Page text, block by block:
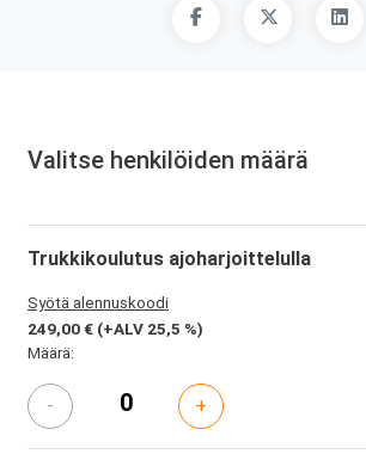
Valitse henkilöiden määrä
Trukkikoulutus ajoharjoittelulla
Syötä alennuskoodi
249,00 € (+ALV 25,5 %)
Määrä:
- +